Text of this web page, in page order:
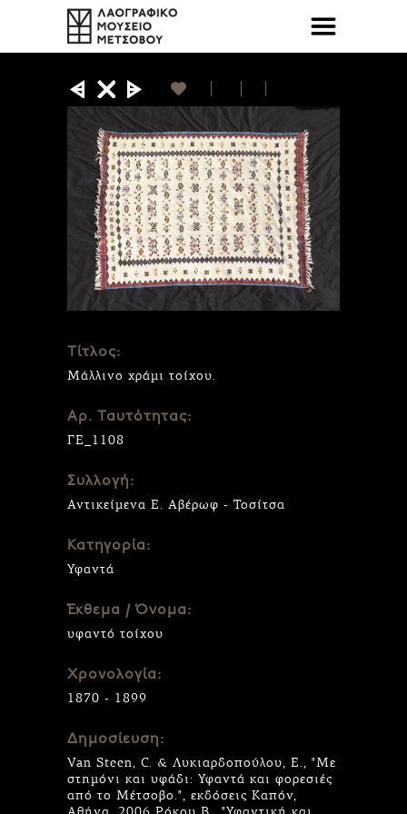
Τίτλος:
Μάλλινο χράμι τοίχου.
Αρ. Ταυτότητας:
ΓΕ_1108
Συλλογή:
Αντικείμενα Ε. Αβέρωφ - Τοσίτσα
Κατηγορία:
Υφαντά
Έκθεμα / Όνομα:
υφαντό τοίχου
Χρονολογία:
1870 - 1899
Δημοσίευση:
Van Steen, C. & Λυκιαρδοπούλου, Ε., "Με
στημόνι και υφάδι: Υφαντά και φορεσιές
από το Μέτσοβο.", εκδόσεις Καπόν,